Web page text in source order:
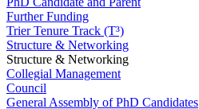
Further Funding
Trier Tenure Track (T³)
Structure & Networking
Structure & Networking
Collegial Management
Council
General Assembly of PhD Candidates